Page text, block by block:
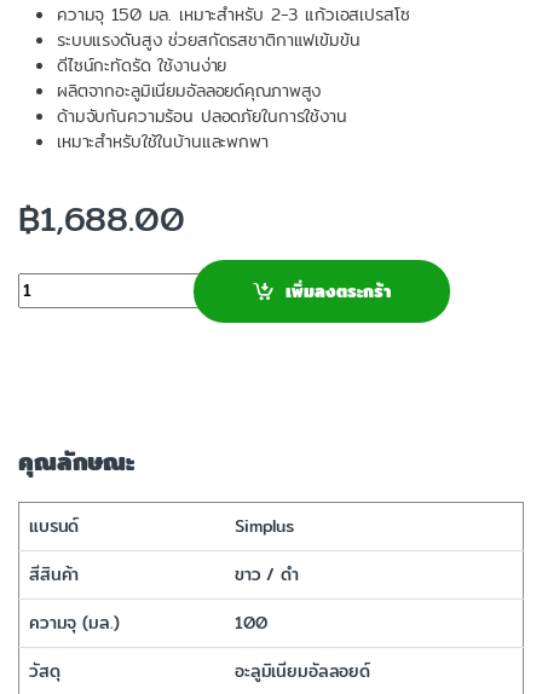
ความจุ 150 มล. เหมาะสำหรับ 2-3 แก้วเอสเปรสโซ
ระบบแรงดันสูง ช่วยสกัดรสชาติกาแฟเข้มข้น
ดีไซน์กะทัดรัด ใช้งานง่าย
ผลิตจากอะลูมิเนียมอัลลอยด์คุณภาพสูง
ด้ามจับกันความร้อน ปลอดภัยในการใช้งาน
เหมาะสำหรับใช้ในบ้านและพกพา
฿1,688.00
จำนวน เพิ่มลงตระกร้า
คุณลักษณะ
แบรนด์
Simplus
สีสินค้า
ขาว / ดำ
ความจุ (มล.)
100
วัสดุ
อะลูมิเนียมอัลลอยด์